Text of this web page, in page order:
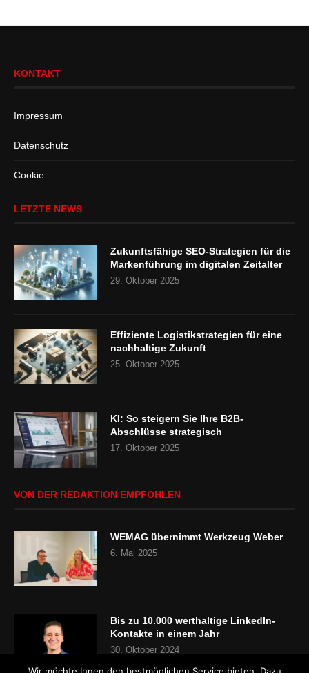
KONTAKT
Impressum
Datenschutz
Cookie
LETZTE NEWS
Zukunftsfähige SEO-Strategien für die
Markenführung im digitalen Zeitalter
29. Oktober 2025
Effiziente Logistikstrategien für eine
nachhaltige Zukunft
25. Oktober 2025
KI: So steigern Sie Ihre B2B-
Abschlüsse strategisch
17. Oktober 2025
VON DER REDAKTION EMPFOHLEN
WEMAG übernimmt Werkzeug Weber
6. Mai 2025
Bis zu 10.000 werthaltige LinkedIn-
Kontakte in einem Jahr
30. Oktober 2024